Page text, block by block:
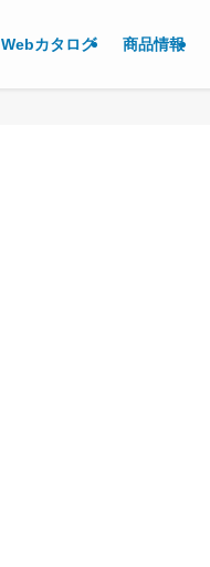
Webカタログ 商品情報